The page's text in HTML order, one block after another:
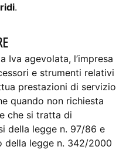
.
Iva agevolata, l’impresa
e strumenti relativi
prestazioni di servizio
quando non richiesta
che si tratta di
della legge n. 97/86 e
della legge n. 342/2000